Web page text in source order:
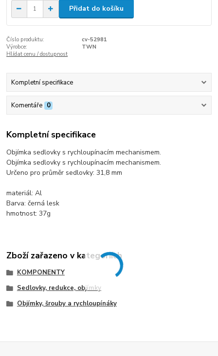
Přidat do košíku
Číslo produktu:
cv-52981
Výrobce:
TWN
Hlídat cenu / dostupnost
Kompletní specifikace
Komentáře 0
Kompletní specifikace
Objímka sedlovky s rychloupínacím mechanismem.
Objímka sedlovky s rychloupínacím mechanismem.
Určeno pro průměr sedlovky: 31,8 mm
materiál: Al
Barva: černá lesk
hmotnost: 37g
Zboží zařazeno v kategoriích
KOMPONENTY
Sedlovky, redukce, objímky
Objímky, šrouby a rychloupínáky